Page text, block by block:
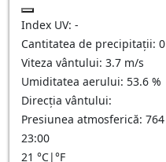
Index UV: -
Cantitatea de precipitații: 0
Viteza vântului: 3.7 m/s
Umiditatea aerului: 53.6 %
Direcția vântului:
Presiunea atmosferică: 764
23:00
21 °C|°F